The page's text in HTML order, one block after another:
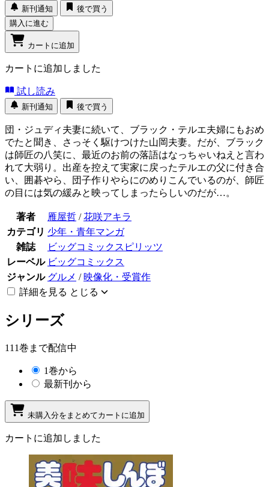
新刊通知
後で買う
購入に進む
カートに追加
カートに追加しました
試し読み
新刊通知 後で買う
団・ジュディ夫妻に続いて、ブラック・テルエ夫婦にもおめ
でたと聞き、さっそく駆けつけた山岡夫妻。だが、ブラック
は師匠の八笑に、最近のお前の落語はなっちゃいねえと言わ
れて大弱り。出産を控えて実家に戻ったテルエの父に付き合
い、囲碁やら、団子作りやらにのめりこんでいるのが、師匠
の目には気の緩みと映ってしまったらしいのだが…。
著者 雁屋哲 /花咲アキラ
カテゴリ 少年・青年マンガ
雑誌
ビッグコミックスピリッツ
レーベル ビッグコミックス
ジャンル グルメ / 映像化・受賞作
詳細を見る とじる
シリーズ
111巻まで配信中
1巻から
最新刊から
未購入分をまとめてカートに追加
カートに追加しました